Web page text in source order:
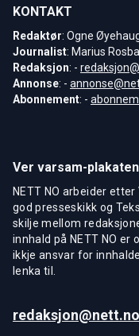
KONTAKT
Redaktør: Ogne
Journalist: Marius
Redaksjon: -
Annonse: -
Abonnement: -
Ver varsam-plakaten
NETT NO arbeider
god presseskikk og
skilje mellom
innhald på NETT NO er
ikkje ansvar for
lenka til.
redaksjon@nett.no